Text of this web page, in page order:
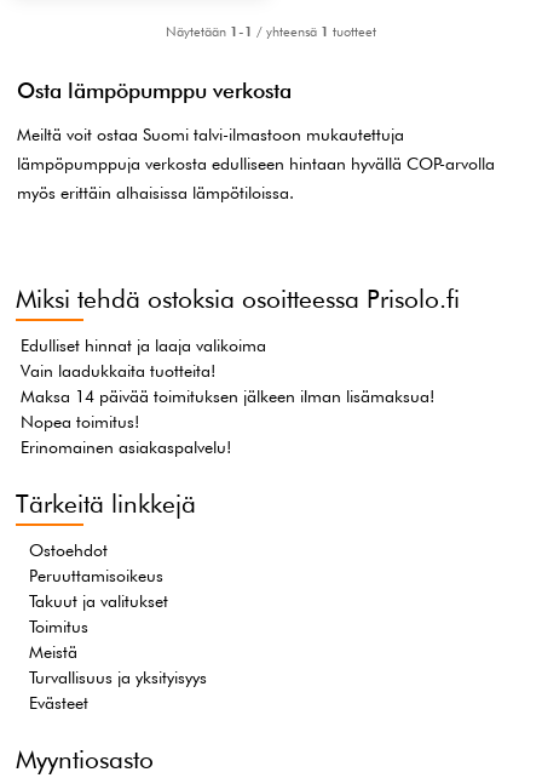
Näytetään 1-1 / yhteensä 1 tuotteet
Osta lämpöpumppu verkosta
Meiltä voit ostaa Suomi talvi-ilmastoon mukautettuja
lämpöpumppuja verkosta edulliseen hintaan hyvällä COP-arvolla
myös erittäin alhaisissa lämpötiloissa.
Miksi tehdä ostoksia osoitteessa Prisolo.fi
Edulliset hinnat ja laaja valikoima
Vain laadukkaita tuotteita!
Maksa 14 päivää toimituksen jälkeen ilman lisämaksua!
Nopea toimitus!
Erinomainen asiakaspalvelu!
Tärkeitä linkkejä
Ostoehdot
Peruuttamisoikeus
Takuut ja valitukset
Toimitus
Meistä
Turvallisuus ja yksityisyys
Evästeet
Myyntiosasto